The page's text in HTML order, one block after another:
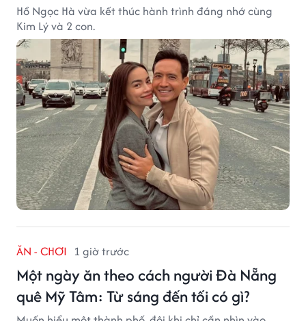
Hồ Ngọc Hà vừa kết thúc hành trình đáng nhớ cùng
Kim Lý và 2 con.
ĂN - CHƠI 1 giờ trước
Một ngày ăn theo cách người Đà Nẵng
quê Mỹ Tâm: Từ sáng đến tối có gì?